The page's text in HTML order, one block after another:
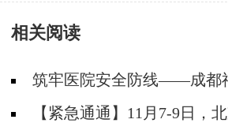
相关阅读
筑牢医院安全防线——成都
防安全培训纪实
【紧急通通】11月7-9日，